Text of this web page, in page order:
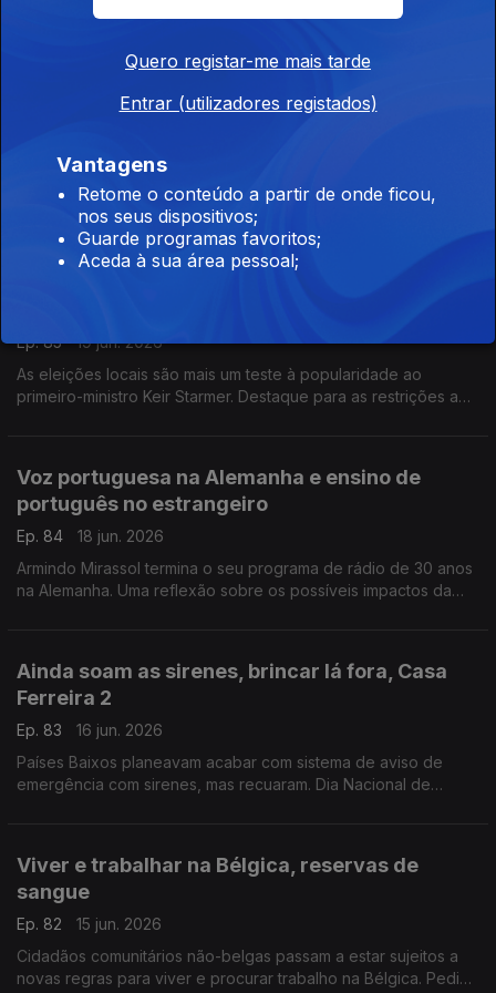
As autoridades alertam para as temperaturas acima do normal
Com Paulo Marques, conselheiro das comunidades
Luxemburgo em festa
O dia nacional do Luxemburgo significa festa para toda a
população com os grão-duques. Aumenta o consumo de vinho
sem álcool.
Com Rogério de Oliveira, dirigente associativo no
Luxemburgo.
Ep. 85
19 jun. 2026
As eleições locais são mais um teste à popularidade ao
primeiro-ministro Keir Starmer. Destaque para as restrições a
Voz portuguesa na Alemanha e ensino de
português no estrangeiro
Ep. 84
18 jun. 2026
Armindo Mirassol termina o seu programa de rádio de 30 anos
na Alemanha. Uma reflexão sobre os possíveis impactos da
Ainda soam as sirenes, brincar lá fora, Casa
Ferreira 2
Ep. 83
16 jun. 2026
Países Baixos planeavam acabar com sistema de aviso de
emergência com sirenes, mas recuaram. Dia Nacional de
Viver e trabalhar na Bélgica, reservas de
sangue
Ep. 82
15 jun. 2026
Cidadãos comunitários não-belgas passam a estar sujeitos a
novas regras para viver e procurar trabalho na Bélgica. Pedido
Quero registar-me mais tarde
Entrar (utilizadores registados)
Vantagens
Retome o conteúdo a partir de onde ficou,
nos seus dispositivos;
Guarde programas favoritos;
Aceda à sua área pessoal;